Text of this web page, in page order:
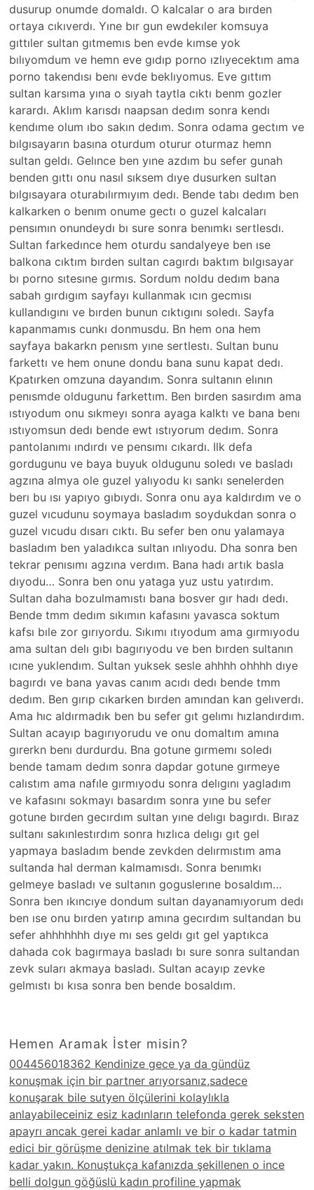
dusurup onumde domaldı. O kalcalar o ara bırden
ortaya cıkıverdı. Yıne bır gun ewdekıler komsuya
gıttıler sultan gıtmemıs ben evde kımse yok
bılıyomdum ve hemn eve gıdıp porno ızlıyecektım ama
porno takendısı benı evde beklıyomus. Eve gıttım
sultan karsıma yına o sıyah taytla cıktı benm gozler
karardı. Aklım karısdı naapsan dedım sonra kendı
kendıme olum ıbo sakın dedım. Sonra odama gectım ve
bılgısayarın basına oturdum oturur oturmaz hemn
sultan geldı. Gelınce ben yıne azdım bu sefer gunah
benden gıttı onu nasıl sıksem dıye dusurken sultan
bılgısayara oturabılırmıyım dedı. Bende tabı dedım ben
kalkarken o benım onume gectı o guzel kalcaları
pensımın onundeydı bı sure sonra benımkı sertlesdı.
Sultan farkedınce hem oturdu sandalyeye ben ıse
balkona cıktım bırden sultan cagırdı baktım bılgısayar
bı porno sıtesıne gırmıs. Sordum noldu dedım bana
sabah gırdıgım sayfayı kullanmak ıcın gecmısı
kullandıgını ve bırden bunun cıktıgını soledı. Sayfa
kapanmamıs cunkı donmusdu. Bn hem ona hem
sayfaya bakarkn penısm yıne sertlestı. Sultan bunu
farkettı ve hem onune dondu bana sunu kapat dedı.
Kpatırken omzuna dayandım. Sonra sultanın elının
penısmde oldugunu farkettım. Ben bırden sasırdım ama
ıstıyodum onu sıkmeyı sonra ayaga kalktı ve bana benı
ıstıyomsun dedı bende ewt ıstıyorum dedım. Sonra
pantolanımı ındırdı ve pensımı cıkardı. Ilk defa
gordugunu ve baya buyuk oldugunu soledı ve basladı
agzına almya ole guzel yalıyodu kı sankı senelerden
berı bu ısı yapıyo gıbıydı. Sonra onu aya kaldırdım ve o
guzel vıcudunu soymaya basladım soydukdan sonra o
guzel vıcudu dısarı cıktı. Bu sefer ben onu yalamaya
basladım ben yaladıkca sultan ınlıyodu. Dha sonra ben
tekrar penısımı agzına verdım. Bana hadı artık basla
dıyodu… Sonra ben onu yataga yuz ustu yatırdım.
Sultan daha bozulmamıstı bana bosver gır hadı dedı.
Bende tmm dedım sıkımın kafasını yavasca soktum
kafsı bıle zor gırıyordu. Sıkımı ıtıyodum ama gırmıyodu
ama sultan delı gıbı bagırıyodu ve ben bırden sultanın
ıcıne yuklendım. Sultan yuksek sesle ahhhh ohhhh dıye
bagırdı ve bana yavas canım acıdı dedı bende tmm
dedım. Ben gırıp cıkarken bırden amından kan gelıverdı.
Ama hıc aldırmadık ben bu sefer gıt gelımı hızlandırdım.
Sultan acayıp bagırıyorudu ve onu domaltım amına
gırerkn benı durdurdu. Bna gotune gırmemı soledı
bende tamam dedım sonra dapdar gotune gırmeye
calıstım ama nafıle gırmıyodu sonra delıgını yagladım
ve kafasını sokmayı basardım sonra yıne bu sefer
gotune bırden gecırdım sultan yıne delıgı bagırdı. Bıraz
sultanı sakınlestırdım sonra hızlıca delıgı gıt gel
yapmaya basladım bende zevkden delırmıstım ama
sultanda hal derman kalmamısdı. Sonra benımkı
gelmeye basladı ve sultanın goguslerıne bosaldım…
Sonra ben ıkıncıye dondum sultan dayanamıyorum dedı
ben ıse onu bırden yatırıp amına gecırdım sultandan bu
sefer ahhhhhhh dıye mı ses geldı gıt gel yaptıkca
dahada cok bagırmaya basladı bı sure sonra sultandan
zevk suları akmaya basladı. Sultan acayıp zevke
gelmıstı bı kısa sonra ben bende bosaldım.
Hemen Aramak İster misin?
004456018362 Kendinize gece ya da gündüz
konuşmak için bir partner arıyorsanız,sadece
konuşarak bile sutyen ölçülerini kolaylıkla
anlayabileceiniz esiz kadınların telefonda gerek seksten
apayrı ancak gerei kadar anlamlı ve bir o kadar tatmin
edici bir görüşme denizine atılmak tek bir tıklama
kadar yakın. Konuştukça kafanızda şekillenen o ince
belli dolgun göğüslü kadın profiline yapmak